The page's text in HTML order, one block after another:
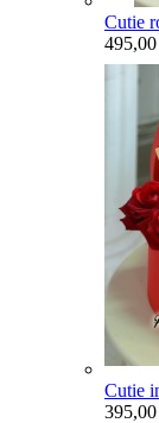
Cutie
Cutie